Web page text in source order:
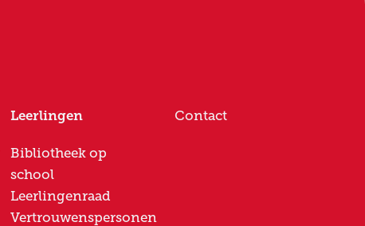
Leerlingen
Bibliotheek op
school
Leerlingenraad
Vertrouwenspersonen
Contact